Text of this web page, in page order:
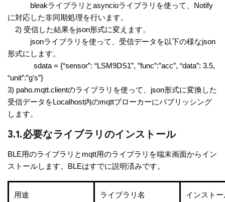
bleakライブラリとasyncioライブラリを使って、Notify
に対応した非同期処理を行います。
2) 受信した結果をjson形式に変えます。
jsonライブラリを使って、受信データを以下の様なjson
形式にします。
sdata = {“sensor”: “LSM9DS1”, ”func”:”acc”, “data”: 3.5,
“unit”:”g’s”}
3) paho.mqtt.clientのライブラリを使って、json形式に変換した
受信データをLocalhost内のmqttブローカーにパブリッシング
します。
3.1.必要なライブラリのインストール
BLE用のライブラリとmqtt用のライブラリを端末画面からイン
ストールします。BLEはすでに説明済みです。
用途 ライブラリ名 インスト